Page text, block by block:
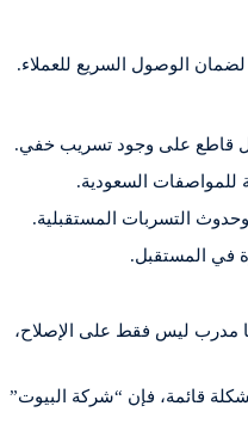
لضمان الوصول السريع للعملاء.
قاطع على وجود تسريب خفي.
للمواصفات السعودية.
التسربات المستقبلية.
في المستقبل.
مدرب ليس فقط على الإصلاح،
قائمة، فإن “شركة البيوت”